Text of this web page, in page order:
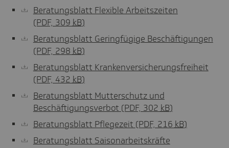
Beratungsblatt Flexible Arbeitszeiten
(PDF, 309 kB)
Beratungsblatt Geringfügige Beschäftigungen
(PDF, 298 kB)
Beratungsblatt Krankenversicherungsfreiheit
(PDF, 432 kB)
Beratungsblatt Mutterschutz und
Beschäftigungsverbot (PDF, 302 kB)
Beratungsblatt Pflegezeit (PDF, 216 kB)
Beratungsblatt Saisonarbeitskräfte